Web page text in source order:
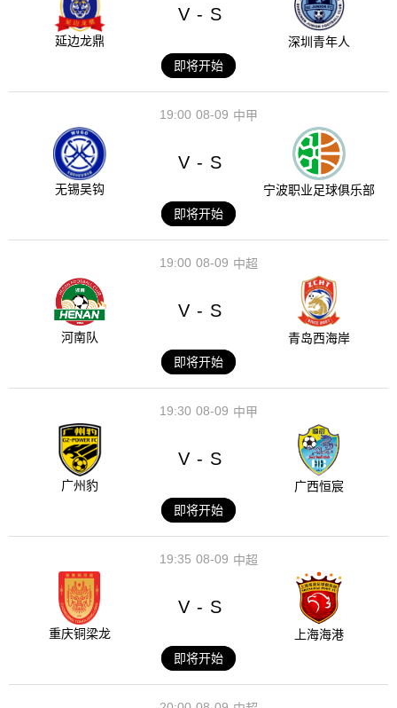
延边龙鼎
V - S
深圳青年人
即将开始
08-09
19:00 中甲
无锡吴钩
V - S
宁波职业足球俱乐部
即将开始
08-09
19:00 中超
河南队
V - S
青岛西海岸
即将开始
08-09
19:30 中甲
广州豹
V - S
广西恒宸
即将开始
08-09
19:35 中超
重庆铜梁龙
V - S
上海海港
即将开始